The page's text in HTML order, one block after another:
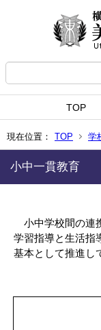
TOP
現在位置： TOP 学
小中一貫教育
小中学校間の連
学習指導と生活指
基本として推進し